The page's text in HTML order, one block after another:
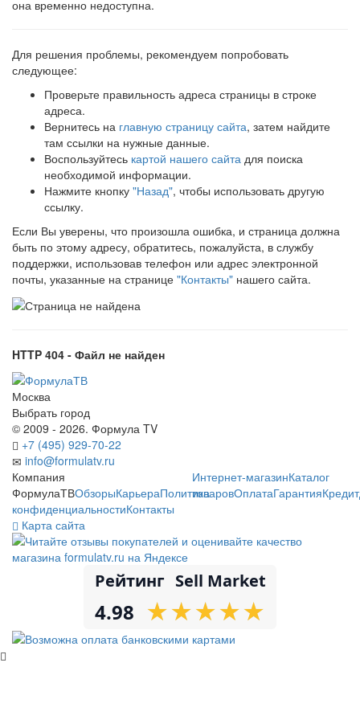
она временно недоступна.
Для решения проблемы, рекомендуем попробовать
следующее:
Проверьте правильность адреса страницы в строке
адреса.
Вернитесь на главную страницу сайта, затем найдите
там ссылки на нужные данные.
Воспользуйтесь картой нашего сайта для поиска
необходимой информации.
Нажмите кнопку "Назад", чтобы использовать другую
ссылку.
Если Вы уверены, что произошла ошибка, и страница должна
быть по этому адресу, обратитесь, пожалуйста, в службу
поддержки, использовав телефон или адрес электронной
почты, указанные на странице "Контакты" нашего сайта.
HTTP 404 - Файл не найден
Москва
Выбрать город
© 2009 - 2026. Формула TV
+7 (495) 929-70-22
info@formulatv.ru
Компания
ФормулаТВОбзорыКарьераПолитика
конфиденциальностиКонтакты
Интернет-магазинКаталог
товаровОплатаГарантияКредит
Карта сайта
Рейтинг Sell Market
4.98 ★
★★
★★
★★
★★
★